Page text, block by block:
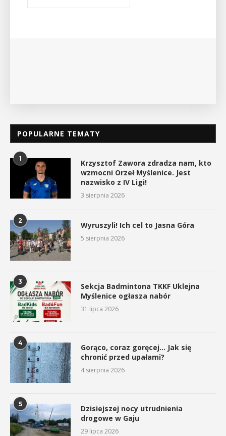
POPULARNE TEMATY
1
Krzysztof Zawora zdradza nam, kto
wzmocni Orzeł Myślenice. Jest
nazwisko z IV Ligi!
3 sierpnia 2026
2 Wyruszyli! Ich cel to Jasna Góra
5 sierpnia 2026
3
Sekcja Badmintona TKKF Uklejna
Myślenice ogłasza nabór
31 lipca 2026
4
Gorąco, coraz goręcej… Jak się
chronić przed upałami?
4 sierpnia 2026
5
Dzisiejszej nocy utrudnienia
drogowe w Gaju
29 lipca 2026